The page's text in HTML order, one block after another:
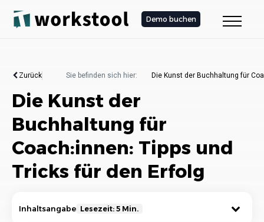
Demo buchen
Zurück Sie befinden sich hier: Die Kunst der Buchhaltung für
Die Kunst der
Buchhaltung für
Coach:innen: Tipps und
Tricks für den Erfolg
Inhaltsangabe Lesezeit: 5 Min.